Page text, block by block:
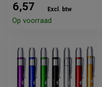
6,57 Excl. btw
Op voorraad